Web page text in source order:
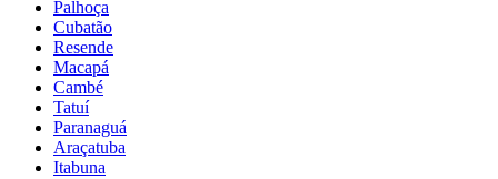
Palhoça
Cubatão
Resende
Macapá
Cambé
Tatuí
Paranaguá
Araçatuba
Itabuna